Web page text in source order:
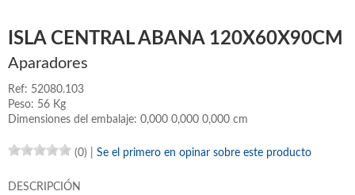
ISLA CENTRAL ABANA 120X60X90CM
Aparadores
Ref: 52080.103
Peso: 56 Kg
Dimensiones del embalaje: 0,000 0,000 0,000 cm
(0) Se el primero en opinar sobre este producto
DESCRIPCIÓN